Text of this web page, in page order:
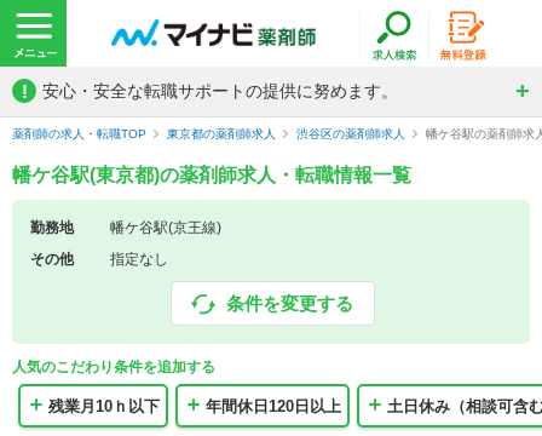
! 安心・安全な転職サポートの提供に努めます。
薬剤師の求人・転職TOP 東京都の薬剤師求人 渋谷区の薬剤師求人 幡ケ谷駅の薬剤師求
幡ケ谷駅(東京都)の薬剤師求人・転職情報一覧
勤務地
幡ケ谷駅(京王線)
その他
指定なし
条件を変更する
人気のこだわり条件を追加する
残業月10ｈ以下 年間休日120日以上 土日休み（相談可含